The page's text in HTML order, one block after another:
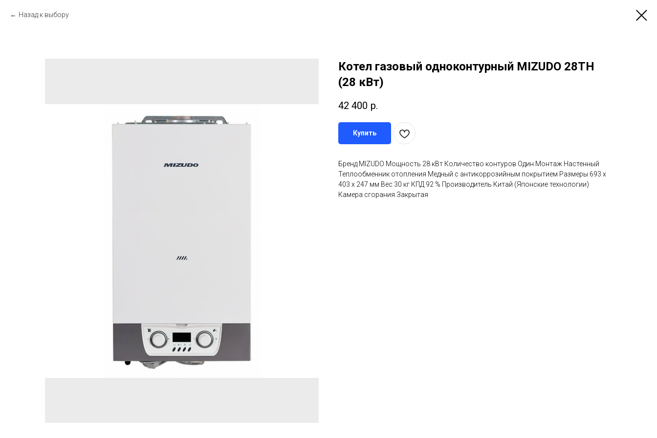
Назад к выбору
Котел газовый одноконтурный MIZUDO 28TH
(28 кВт)
42 400 р.
Купить
Бренд MIZUDO Мощность 28 кВт Количество контуров Один Монтаж Настенный
Теплообменник отопления Медный с антикоррозийным покрытием Размеры 693 х
403 х 247 мм Вес 30 кг КПД 92 % Производитель Китай (Японские технологии)
Камера сгорания Закрытая